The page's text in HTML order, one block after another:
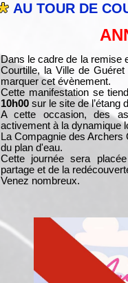
AU TOUR DE
Dans le cadre de la remise
Courtille, la Ville de
marquer cet évènement.
Cette manifestation se
10h00 sur le site de l’étang
A cette occasion, des
activement à la dynamique
La Compagnie des
du plan d'eau.
Cette journée sera
partage et de la
Venez nombreux.